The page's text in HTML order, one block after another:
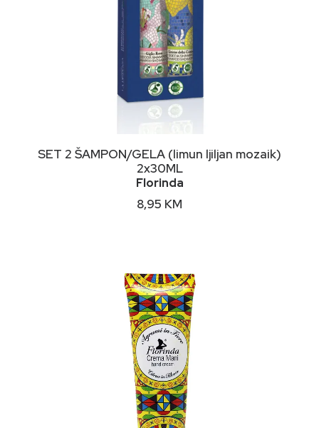
DODAJ U KORPU
SET 2 ŠAMPON/GELA (limun ljiljan mozaik)
2x30ML
Florinda
8,95 KM